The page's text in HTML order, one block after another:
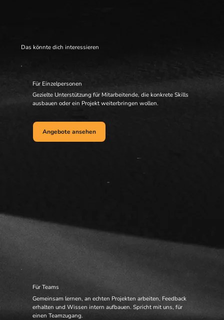
Das könnte dich interessieren
Für Einzelpersonen
Gezielte Unterstützung für Mitarbeitende, die konkrete Skills
ausbauen oder ein Projekt weiterbringen wollen.
Angebote ansehen
Für Teams
Gemeinsam lernen, an echten Projekten arbeiten, Feedback
erhalten und Wissen intern aufbauen. Spricht mit uns, für
einen Teamzugang.